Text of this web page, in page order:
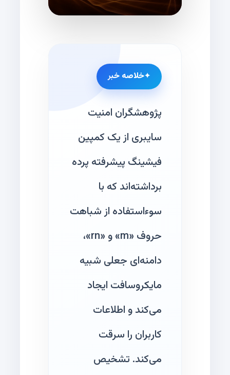
خلاصه خبر
پژوهشگران امنیت
سایبری از یک کمپین
فیشینگ پیشرفته پرده
برداشته‌اند که با
سوءاستفاده از شباهت
حروف «m» و «rn»،
دامنه‌ای جعلی شبیه
مایکروسافت ایجاد
می‌کند و اطلاعات
کاربران را سرقت
می‌کند. تشخیص